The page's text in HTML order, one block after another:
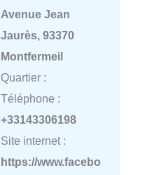
Avenue Jean
Jaurès, 93370
Montfermeil
Quartier :
Téléphone :
+33143306198
Site internet :
https://www.facebo